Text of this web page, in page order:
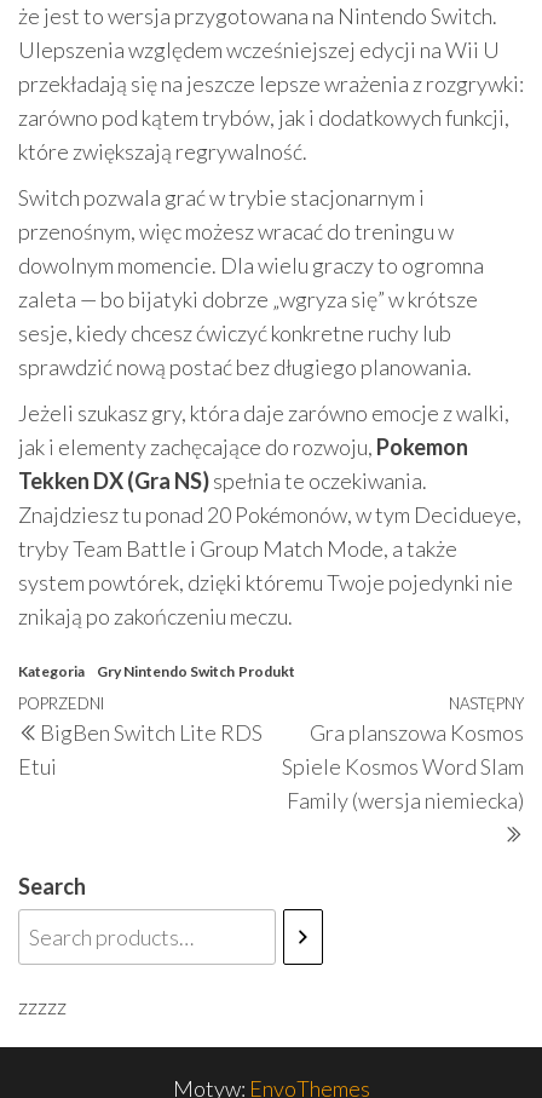
że jest to wersja przygotowana na Nintendo Switch.
Ulepszenia względem wcześniejszej edycji na Wii U
przekładają się na jeszcze lepsze wrażenia z rozgrywki:
zarówno pod kątem trybów, jak i dodatkowych funkcji,
które zwiększają regrywalność.
Switch pozwala grać w trybie stacjonarnym i
przenośnym, więc możesz wracać do treningu w
dowolnym momencie. Dla wielu graczy to ogromna
zaleta — bo bijatyki dobrze „wgryza się” w krótsze
sesje, kiedy chcesz ćwiczyć konkretne ruchy lub
sprawdzić nową postać bez długiego planowania.
Jeżeli szukasz gry, która daje zarówno emocje z walki,
jak i elementy zachęcające do rozwoju, Pokemon
Tekken DX (Gra NS)spełnia te oczekiwania.
Znajdziesz tu ponad 20 Pokémonów, w tym Decidueye,
tryby Team Battle i Group Match Mode, a także
system powtórek, dzięki któremu Twoje pojedynki nie
znikają po zakończeniu meczu.
Kategoria Gry Nintendo Switch Produkt
Nawigacja
wpisu
Poprzedni
wpis
POPRZEDNI
BigBen Switch Lite RDS
Etui
NASTĘPNY
Gra planszowa Kosmos
Spiele Kosmos Word Slam
Family (wersja niemiecka)
Search
zzzzz
Motyw: EnvoThemes